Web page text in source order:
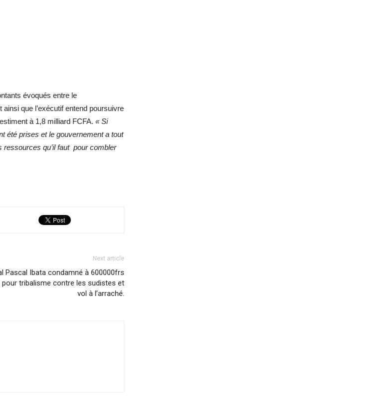
évoqués entre le
que l’exécutif entend poursuivre
à 1,8 milliard FCFA. « Si
été prises et le gouvernement a tout
qu’il faut pour combler
Next article
Pascal Ibata condamné à 600000frs
pour tribalisme contre les sudistes et
vol à l’arraché.